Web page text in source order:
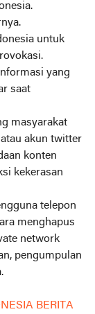
untuk
yang
saat
masyarakat
akun twitter
konten
kekerasan
telepon
menghapus
network
pengumpulan
BERITA